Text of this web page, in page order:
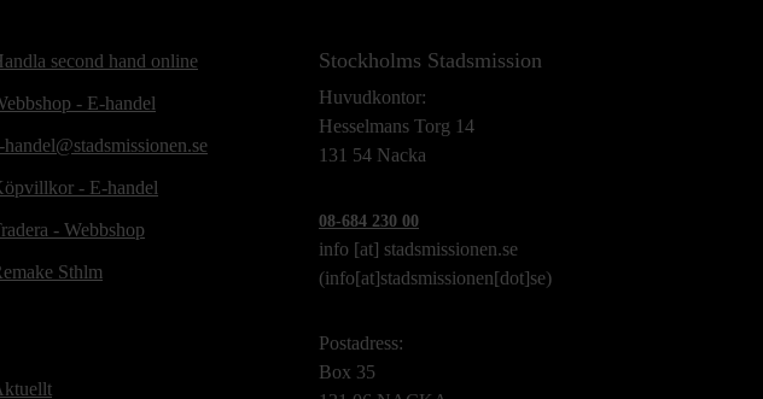
second hand online
- E-handel
handel@stadsmissionen.se
- E-handel
- Webbshop
Sthlm
Stockholms Stadsmission
Huvudkontor:
Hesselmans Torg 14
131 54 Nacka
08-684 230 00
info [at] stadsmissionen.se
(info[at]stadsmissionen[dot]se)
Postadress:
Box 35